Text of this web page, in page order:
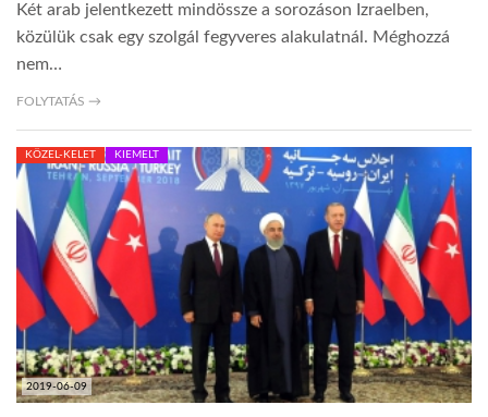
Két arab jelentkezett mindössze a sorozáson Izraelben,
közülük csak egy szolgál fegyveres alakulatnál. Méghozzá
nem…
FOLYTATÁS →
2019-06-09
KÖZEL-KELET KIEMELT